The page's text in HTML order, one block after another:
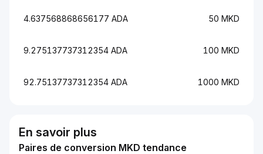
4.637568868656177 ADA 50 MKD
9.275137737312354 ADA 100 MKD
92.75137737312354 ADA 1000 MKD
En savoir plus
Paires de conversion MKD tendance